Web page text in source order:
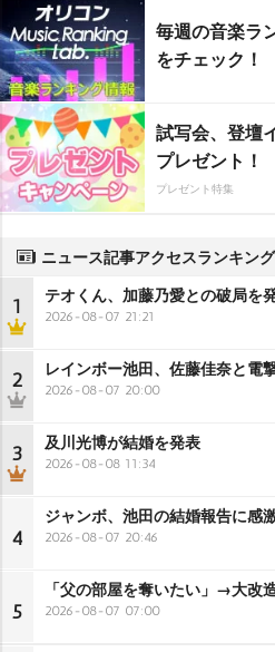
毎週の音楽ラ
をチェック！
試写会、登壇
プレゼント！
プレゼント特集
ニュース記事アクセスランキング
1 テオくん、加藤乃愛との破局を
2026-08-07 21:21
2 レインボー池田、佐藤佳奈と電
2026-08-07 20:00
3 及川光博が結婚を発表
2026-08-08 11:34
4
ジャンボ、池田の結婚報告に感
2026-08-07 20:46
5
「父の部屋を奪いたい」→大改
2026-08-07 07:00